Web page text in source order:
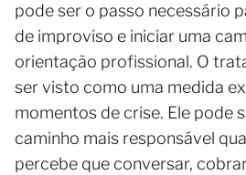
pode ser o passo necessário
de improviso e iniciar uma
orientação profissional. O
ser visto como uma medida
momentos de crise. Ele pode
caminho mais responsável
percebe que conversar,